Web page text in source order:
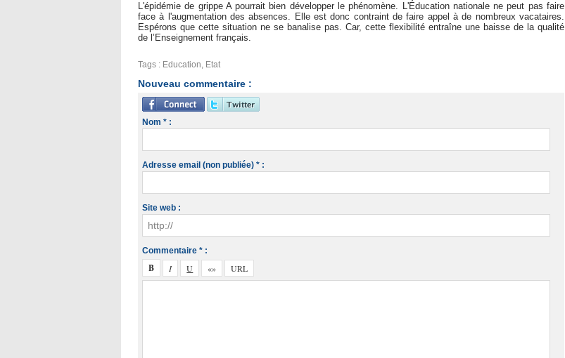
L'épidémie de grippe A pourrait bien développer le phénomène. L'Éducation nationale ne peut pas faire
face à l'augmentation des absences. Elle est donc contraint de faire appel à de nombreux vacataires.
Espérons que cette situation ne se banalise pas. Car, cette flexibilité entraîne une baisse de la qualité
de l’Enseignement français.
Tags : Education, Etat
Nouveau commentaire :
Nom * :
Adresse email (non publiée) * :
Site web :
Commentaire * :